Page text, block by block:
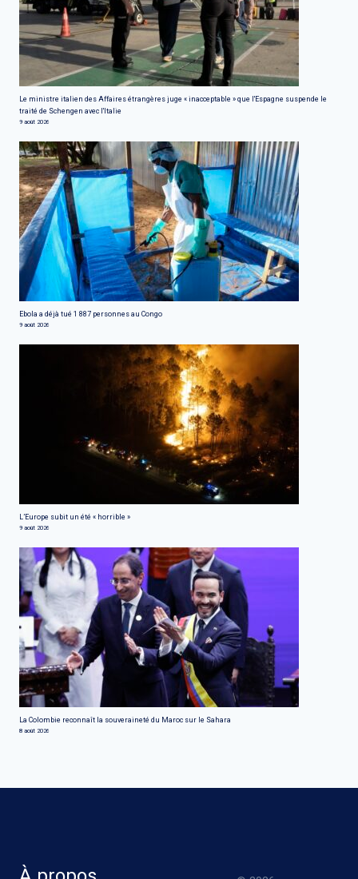
Le ministre italien des Affaires étrangères juge « inacceptable » que l'Espagne suspende le
traité de Schengen avec l'Italie
9 août 2026
Ebola a déjà tué 1 887 personnes au Congo
9 août 2026
L’Europe subit un été « horrible »
9 août 2026
La Colombie reconnaît la souveraineté du Maroc sur le Sahara
8 août 2026